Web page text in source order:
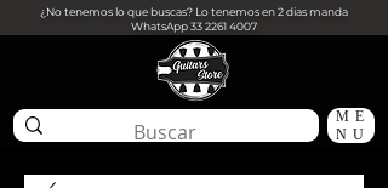
¿No tenemos lo que buscas? Lo tenemos en 2 dias manda
WhatsApp33 2261 4007
ME
NU